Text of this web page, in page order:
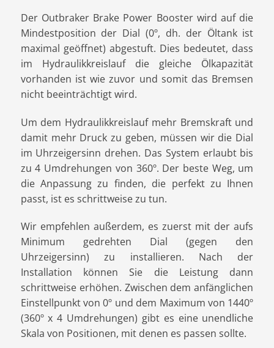
Der Outbraker Brake Power Booster wird auf die
Mindestposition der Dial (0º, dh. der Öltank ist
maximal geöffnet) abgestuft. Dies bedeutet, dass
im Hydraulikkreislauf die gleiche Ölkapazität
vorhanden ist wie zuvor und somit das Bremsen
nicht beeinträchtigt wird.
Um dem Hydraulikkreislauf mehr Bremskraft und
damit mehr Druck zu geben, müssen wir die Dial
im Uhrzeigersinn drehen. Das System erlaubt bis
zu 4 Umdrehungen von 360º. Der beste Weg, um
die Anpassung zu finden, die perfekt zu Ihnen
passt, ist es schrittweise zu tun.
Wir empfehlen außerdem, es zuerst mit der aufs
Minimum gedrehten Dial (gegen den
Uhrzeigersinn) zu installieren. Nach der
Installation können Sie die Leistung dann
schrittweise erhöhen. Zwischen dem anfänglichen
Einstellpunkt von 0º und dem Maximum von 1440º
(360º x 4 Umdrehungen) gibt es eine unendliche
Skala von Positionen, mit denen es passen sollte.